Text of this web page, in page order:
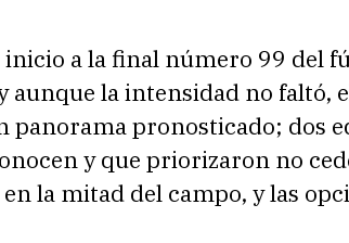
a la final número 99 del
aunque la intensidad no faltó,
pronosticado; dos
y que priorizaron no
la mitad del campo, y las